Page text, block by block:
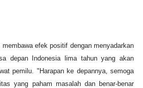
efek positif dengan menyadarkan
depan Indonesia lima tahun yang akan
pemilu. "Harapan ke depannya, semoga
yang paham masalah dan benar-benar